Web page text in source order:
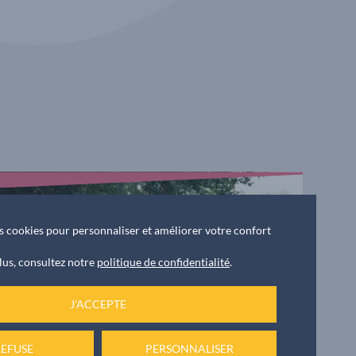
cookies pour personnaliser et améliorer votre confort
consultez notre politique de confidentialité.
J'ACCEPTE
PERSONNALISER